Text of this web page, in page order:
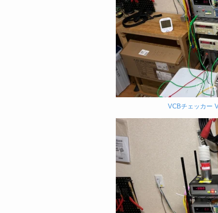
VCBチェッカー